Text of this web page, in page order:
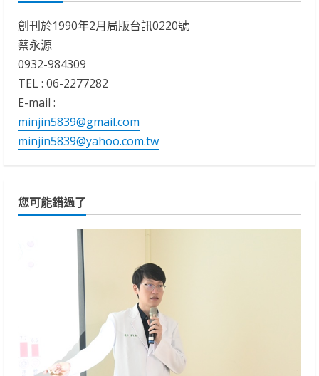
創刊於1990年2月局版台訊0220號
蔡永源
0932-984309
TEL : 06-2277282
E-mail :
minjin5839@gmail.com
minjin5839@yahoo.com.tw
您可能錯過了